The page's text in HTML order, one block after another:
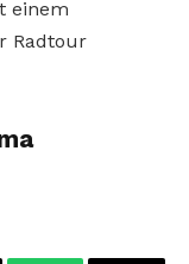
einem
Radtour